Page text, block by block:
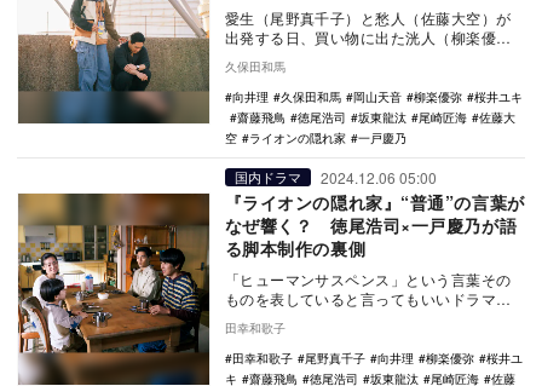
愛生（尾野真千子）と愁人（佐藤大空）が
出発する日、買い物に出た洸人（柳楽優
と、別荘の室内は荒…
久保田和馬
向井理
久保田和馬 岡山天音 柳楽優弥
桜井ユキ
齋藤飛鳥
徳尾浩司 坂東龍汰 尾崎匠海
佐藤大
空
ライオンの隠れ家 一戸慶乃
国内ドラマ 2024.12.06 05:00
『ライオンの隠れ家』“普通”の言葉が
なぜ響く？ 徳尾浩司×一戸慶乃が語
る脚本制作の裏側
「ヒューマンサスペンス」という言葉その
ものを表していると言ってもいいドラマ
で働く平凡で真…
田幸和歌子
田幸和歌子
尾野真千子 向井理 柳楽優弥
桜井ユ
キ
齋藤飛鳥 徳尾浩司 坂東龍汰 尾崎匠海
佐藤